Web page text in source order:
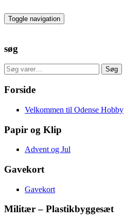
to
the
Toggle navigation
søg
Søg
efter:
Søg
Forside
Velkommen til Odense Hobby
Papir og Klip
Advent og Jul
Gavekort
Gavekort
Militær – Plastikbyggesæt